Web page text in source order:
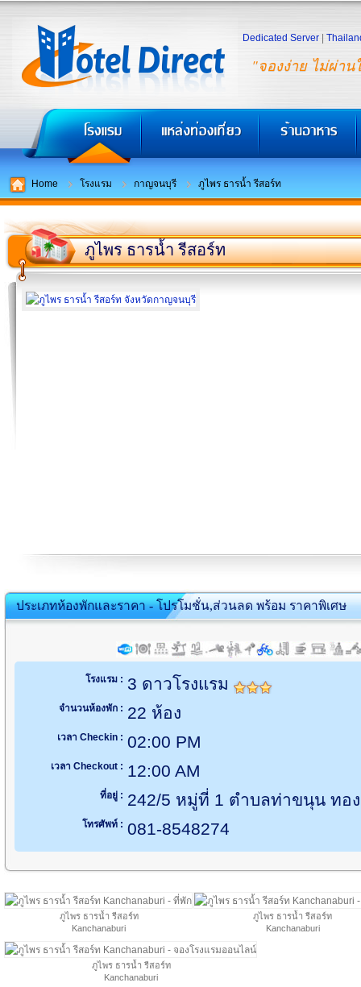
"จองง่าย ไม่ผ่าน
Dedicated Server
Home โรงแรม กาญจนบุรี ภูไพร ธารน้ำ รีสอร์ท
ภูไพร ธารน้ำ รีสอร์ท
ประเภทห้องพักและราคา - โปรโมชั่น,ส่วนลด พร้อม ราคาพิเศษ
โรงแรม : 3 ดาวโรงแรม
จำนวนห้องพัก : 22 ห้อง
เวลา Checkin : 02:00 PM
เวลา Checkout : 12:00 AM
ที่อยู่ : 242/5 หมู่ที่ 1 ตำบลท่าขนุน ทอ
โทรศัพท์ : 081-8548274
ภูไพร ธารน้ำ รีสอร์ท
Kanchanaburi
ภูไพร ธารน้ำ รีสอร์ท
Kanchanaburi
ภูไพร ธารน้ำ รีสอร์ท
Kanchanaburi